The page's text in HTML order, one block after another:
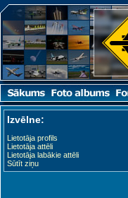
Izvēlne:
Lietotāja profils
Lietotāja attēli
Lietotāja labākie attēli
Sūtīt ziņu